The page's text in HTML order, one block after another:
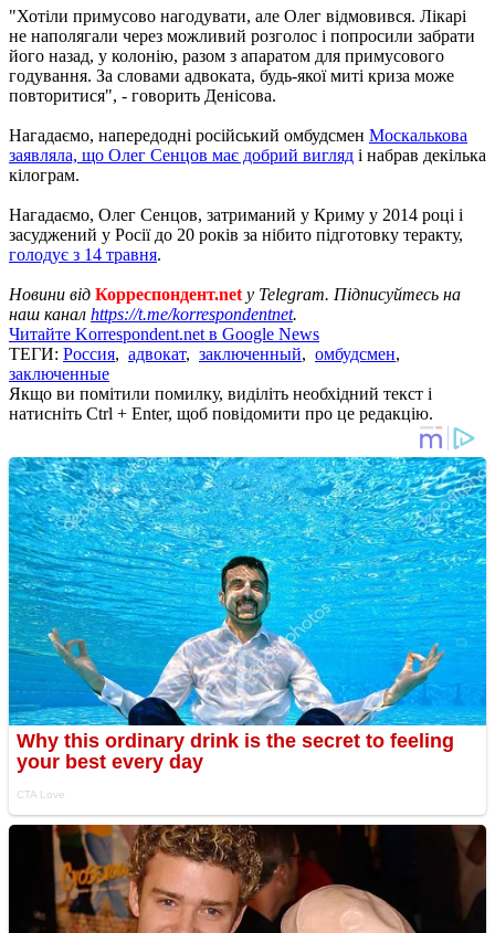
"Хотіли примусово нагодувати, але Олег відмовився. Лікарі
не наполягали через можливий розголос і попросили забрати
його назад, у колонію, разом з апаратом для примусового
годування. За словами адвоката, будь-якої миті криза може
повторитися", - говорить Денісова.
Нагадаємо, напередодні російський омбудсмен Москалькова
заявляла, що Олег Сенцов має добрий вигляд і набрав декілька
кілограм.
Нагадаємо, Олег Сенцов, затриманий у Криму у 2014 році і
засуджений у Росії до 20 років за нібито підготовку теракту,
голодує з 14 травня.
Новини від Корреспондент.net у Telegram. Підписуйтесь на
наш канал https://t.me/korrespondentnet.
Читайте Korrespondent.net в Google News
ТЕГИ: Россия, адвокат, заключенный, омбудсмен,
заключенные
Якщо ви помітили помилку, виділіть необхідний текст і
натисніть Ctrl + Enter, щоб повідомити про це редакцію.